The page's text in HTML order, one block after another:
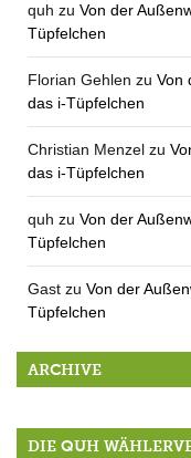
quh zu Von der
Tüpfelchen
Florian Gehlen zu Von
das i-Tüpfelchen
Christian Menzel zu
das i-Tüpfelchen
quh zu Von der
Tüpfelchen
Gast zu Von der
Tüpfelchen
ARCHIVE
DIE QUH